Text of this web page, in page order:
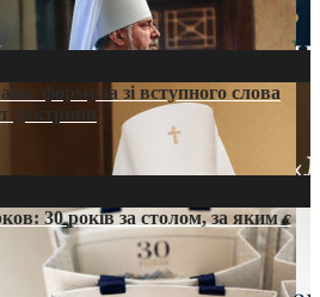
формула зі вступного слова
доктрини
30 років за столом, за яким є